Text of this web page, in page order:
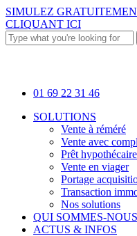
Skip
to
main
content
SIMULEZ
CLIQUANT ICI
01 69 22 31 46
Menu
SOLUTIONS
Vente à réméré
Vente avec
Prêt hypothécaire
Vente en viager
Portage
Transaction
Nos solutions
QUI SOMMES-NOUS
ACTUS & INFOS